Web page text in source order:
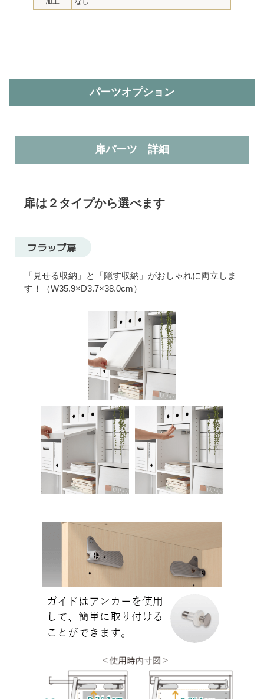
パーツオプション
扉パーツ 詳細
扉は２タイプから選べます
フラップ扉
「見せる収納」と「隠す収納」がおしゃれに両立しま
す！（W35.9×D3.7×38.0cm）